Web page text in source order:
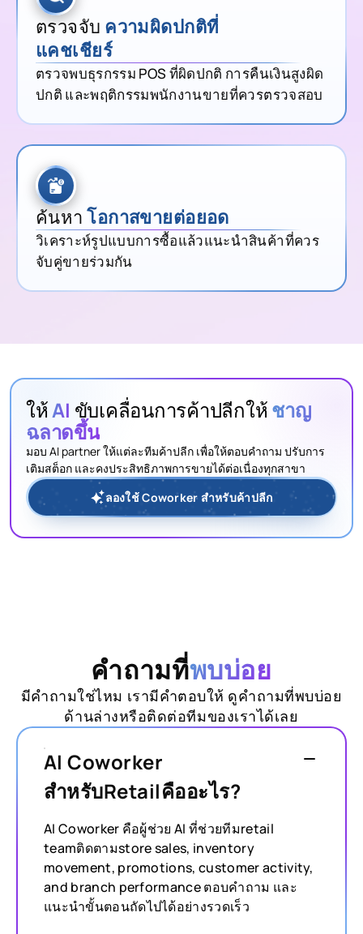
ตรวจจับ ความผิดปกติที่
แคชเชียร์
ตรวจพบธุรกรรม POS ที่ผิดปกติ การคืนเงินสูงผิด
ปกติ และพฤติกรรมพนักงานขายที่ควรตรวจสอบ
ค้นหาโอกาสขายต่อยอด
วิเคราะห์รูปแบบการซื้อแล้วแนะนำสินค้าที่ควร
จับคู่ขายร่วมกัน
ให้AI ขับเคลื่อนการค้าปลีกให้ชาญ
ฉลาดขึ้น
มอบ AI partner ให้แต่ละทีมค้าปลีก เพื่อให้ตอบคำถาม ปรับการ
เติมสต็อก และคงประสิทธิภาพการขายได้ต่อเนื่องทุกสาขา
ลองใช้ Coworker สำหรับค้าปลีก
คำถามที่พบบ่อย
มีคำถามใช่ไหม เรามีคำตอบให้ ดูคำถามที่พบบ่อย
ด้านล่างหรือติดต่อทีมของเราได้เลย
AI Coworker
สำหรับRetailคืออะไร?
AI Coworker คือผู้ช่วย AI ที่ช่วยทีมretail
teamติดตามstore sales, inventory
movement, promotions, customer activity,
and branch performance ตอบคำถาม และ
แนะนำขั้นตอนถัดไปได้อย่างรวดเร็ว